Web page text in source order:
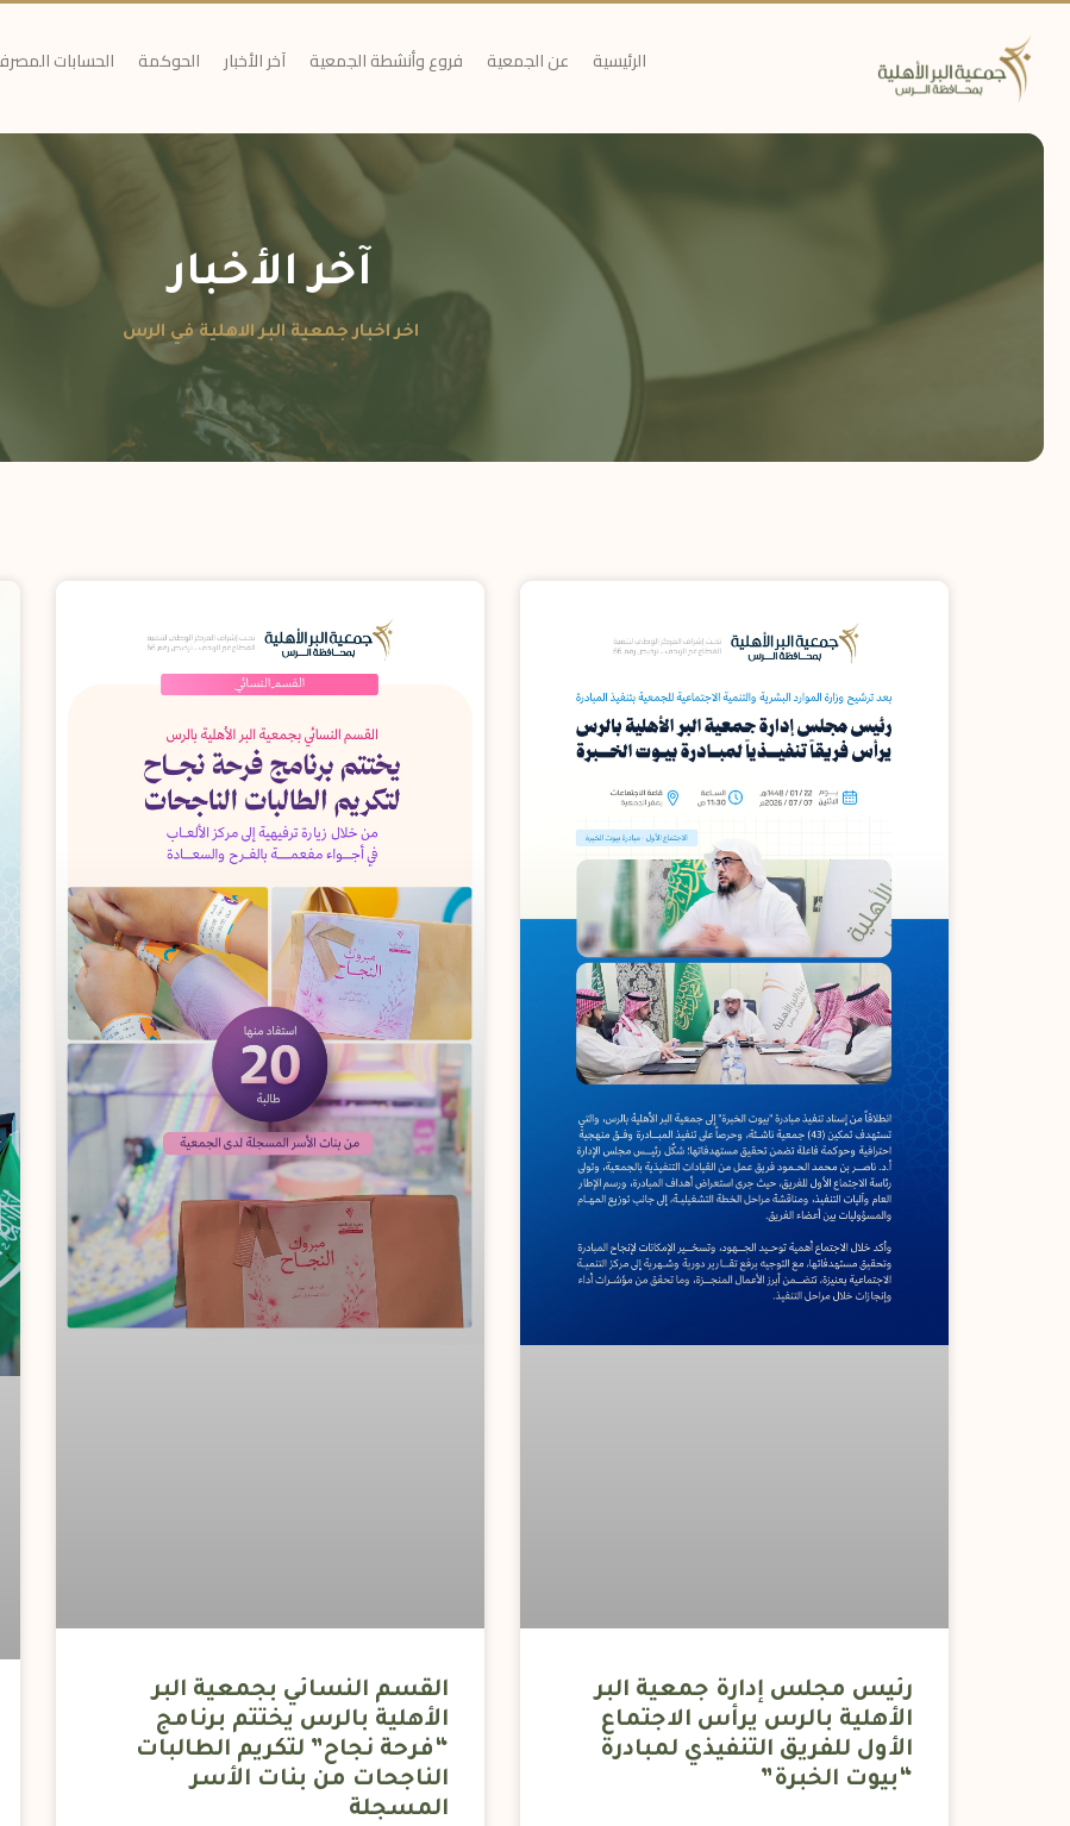
الرئيسية عن الجمعية فروع وأنشطة الجمعية آخر الأخبار الحوكمة الحسابات
آخر الأخبار
اخر اخبار جمعية البر الاهلية في الرس
رئيس مجلس إدارة جمعية البر
الأهلية بالرس يرأس الاجتماع
الأول للفريق التنفيذي لمبادرة
“بيوت الخبرة”
القسم النسائي بجمعية البر
الأهلية بالرس يختتم برنامج
“فرحة نجاح” لتكريم الطالبات
الناجحات من بنات الأسر
المسجلة